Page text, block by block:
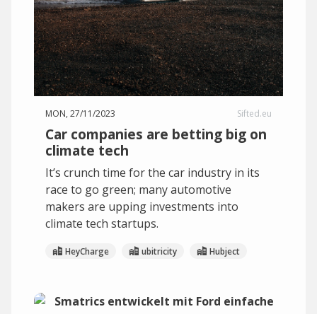
MON, 27/11/2023 Sifted.eu
Car companies are betting big on
climate tech
It’s crunch time for the car industry in its
race to go green; many automotive
makers are upping investments into
climate tech startups.
HeyCharge ubitricity Hubject